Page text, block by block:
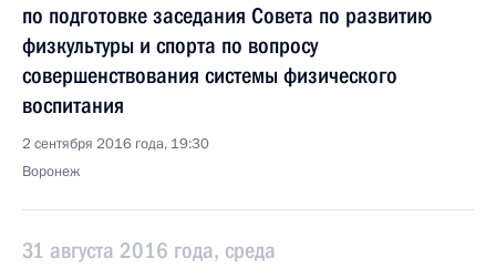
по подготовке заседания Совета по развитию
физкультуры и спорта по вопросу
совершенствования системы физического
воспитания
2 сентября 2016 года, 19:30
Воронеж
31 августа 2016 года, среда